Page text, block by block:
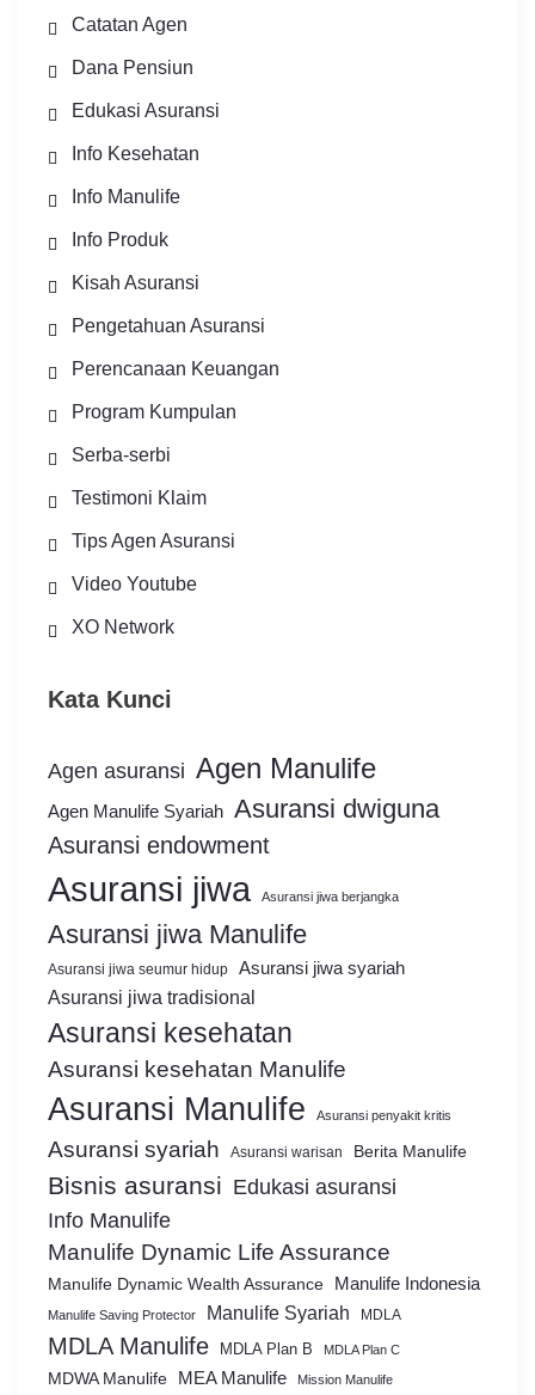
Catatan Agen
Dana Pensiun
Edukasi Asuransi
Info Kesehatan
Info Manulife
Info Produk
Kisah Asuransi
Pengetahuan Asuransi
Perencanaan Keuangan
Program Kumpulan
Serba-serbi
Testimoni Klaim
Tips Agen Asuransi
Video Youtube
XO Network
Kata Kunci
Agen asuransi Agen Manulife
Agen Manulife Syariah Asuransi dwiguna
Asuransi endowment
Asuransi jiwa Asuransi jiwa berjangka
Asuransi jiwa Manulife
Asuransi jiwa seumur hidup Asuransi jiwa syariah
Asuransi jiwa tradisional
Asuransi kesehatan
Asuransi kesehatan Manulife
Asuransi Manulife Asuransi penyakit kritis
Asuransi syariah Asuransi warisan Berita Manulife
Bisnis asuransi Edukasi asuransi
Info Manulife
Manulife Dynamic Life Assurance
Manulife Dynamic Wealth Assurance Manulife Indonesia
Manulife Saving Protector Manulife Syariah MDLA
MDLA Manulife MDLA Plan B MDLA Plan C
MDWA Manulife MEA Manulife Mission Manulife